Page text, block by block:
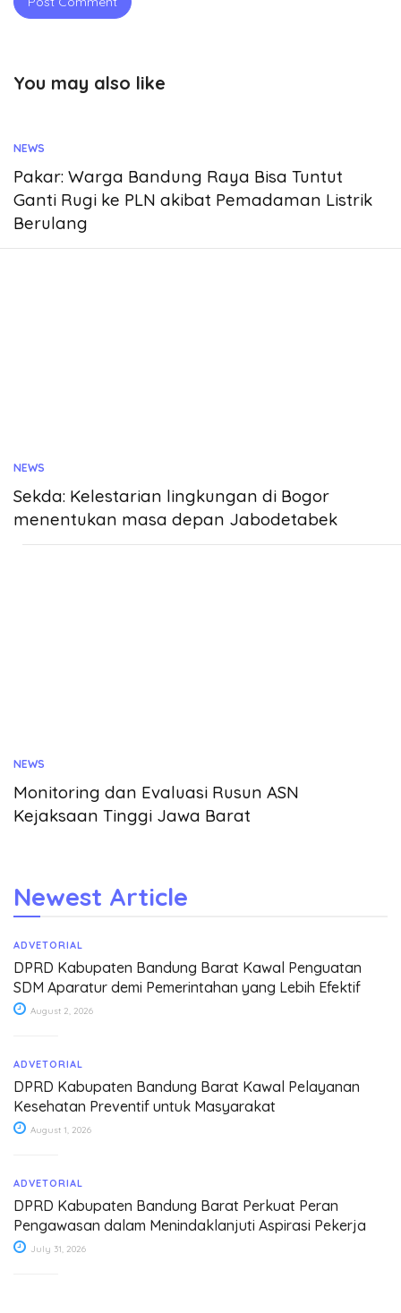
You may also like
NEWS
Pakar: Warga Bandung Raya Bisa Tuntut
Ganti Rugi ke PLN akibat Pemadaman Listrik
Berulang
NEWS
Sekda: Kelestarian lingkungan di Bogor
menentukan masa depan Jabodetabek
NEWS
Monitoring dan Evaluasi Rusun ASN
Kejaksaan Tinggi Jawa Barat
Newest Article
ADVETORIAL
DPRD Kabupaten Bandung Barat Kawal Penguatan
SDM Aparatur demi Pemerintahan yang Lebih Efektif
August 2, 2026
ADVETORIAL
DPRD Kabupaten Bandung Barat Kawal Pelayanan
Kesehatan Preventif untuk Masyarakat
August 1, 2026
ADVETORIAL
DPRD Kabupaten Bandung Barat Perkuat Peran
Pengawasan dalam Menindaklanjuti Aspirasi Pekerja
July 31, 2026